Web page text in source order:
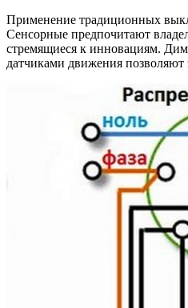
Применение традиционных
Сенсорные предпочитают
стремящиеся к инновациям.
датчиками движения позволяют